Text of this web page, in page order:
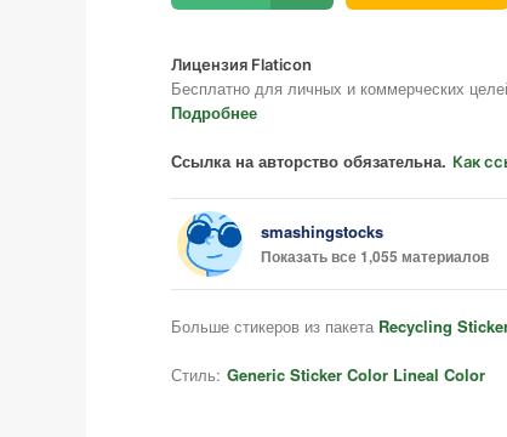
Лицензия Flaticon
Бесплатно для личных и коммерческих
Подробнее
Ссылка на авторство обязательна. Как
smashingstocks
Показать все 1,055 материалов
Больше стикеров из пакета Recycling
Стиль: Generic Sticker Color Lineal Color